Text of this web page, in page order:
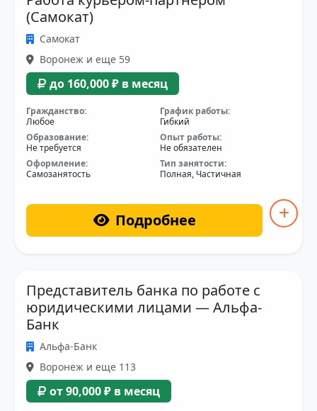
(Самокат)
Самокат
Воронеж и еще 59
до 160,000 ₽ в месяц
Гражданство:
Любое
График работы:
Гибкий
Образование:
Не требуется
Опыт работы:
Не обязателен
Оформление:
Самозанятость
Тип занятости:
Полная, Частичная
Подробнее
Представитель банка по работе с
юридическими лицами — Альфа-
Банк
Альфа-Банк
Воронеж и еще 113
от 90,000 ₽ в месяц